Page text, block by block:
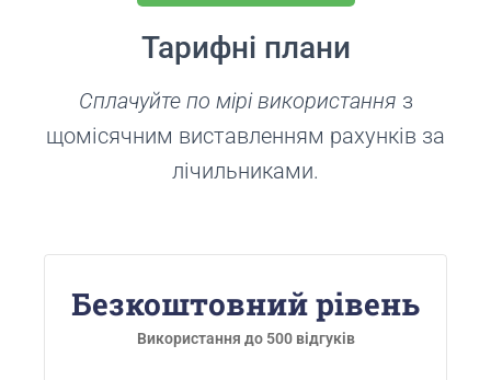
Тарифні плани
Сплачуйте по мірі використання з
щомісячним виставленням рахунків за
лічильниками.
Безкоштовний рівень
Використання до 500 відгуків